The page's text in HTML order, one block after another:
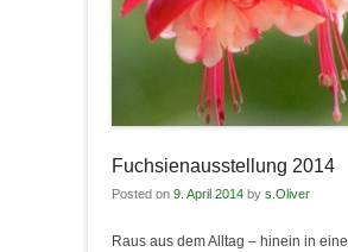
Fuchsienausstellung 2014
Posted on 9. April 2014 by s.Oliver
Raus aus dem Alltag – hinein in eine